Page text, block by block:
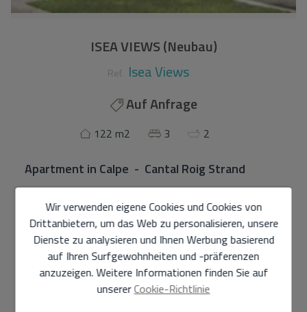
ISEA VIEWS (Neubau)
Ref. Isea Views
Auf Anfrage
122 m2 3 2
Apartment in Calpe - Cantal Roig Strand
Ein neues Wohnkomplex in Calpe mit zwei Türmen von 18
Etagen, mit Wohnungen, die für das Leben im Freien
konzipiert sind.
Parzellen im Himmel mit Blick auf das Meer und die
Wir verwenden eigene Cookies und Cookies von
Drittanbietern, um das Web zu personalisieren, unsere
Dienste zu analysieren und Ihnen Werbung basierend
auf Ihren Surfgewohnheiten und -präferenzen
anzuzeigen. Weitere Informationen finden Sie auf
unsererCookie-Richtlinie